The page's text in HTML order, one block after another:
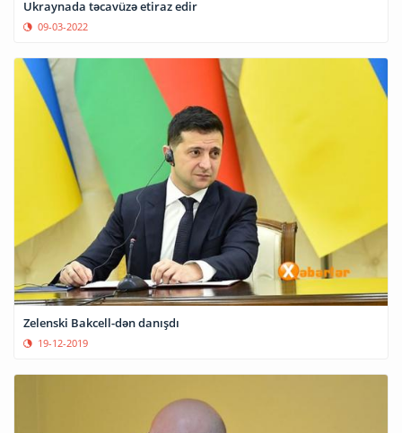
Ukraynada təcavüzə etiraz edir
09-03-2022
Zelenski Bakcell-dən danışdı
19-12-2019